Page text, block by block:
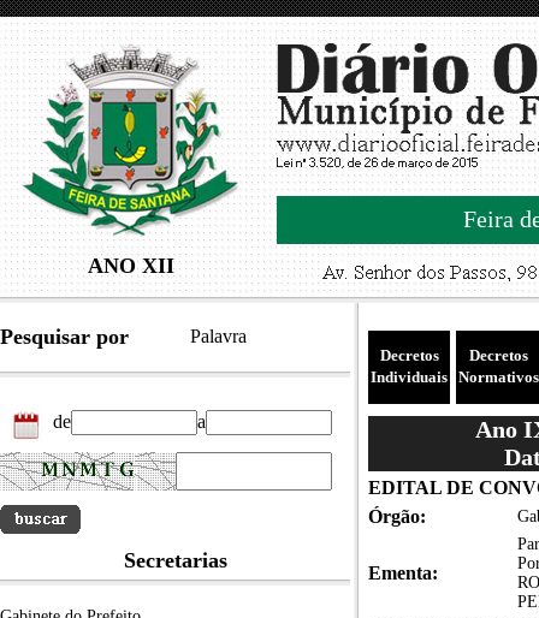
ANO XII
Feira
Pesquisar por Palavra
de a
Secretarias
Decretos
Individuais
Decretos
Normativos
Ano
EDITAL DE
Órgão:
Ementa: